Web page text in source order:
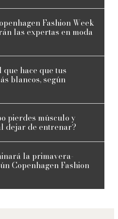
Fashion Week
las expertas en moda
hace que tus
blancos, según
pierdes músculo y
dejar de entrenar?
la primavera-
Copenhagen Fashion